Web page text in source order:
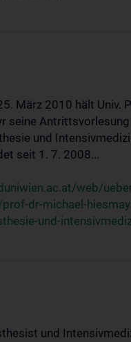
März 2010 hält Univ.
seine Antrittsvorlesung
und
seit 1. 7. 2008...
web/
dr-michael-
und-
und